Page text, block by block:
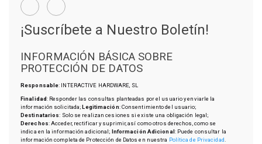
¡Suscríbete a Nuestro Boletín!
INFORMACIÓN BÁSICA SOBRE
PROTECCIÓN DE DATOS
Responsable: INTERACTIVE HARDWARE, SL
Finalidad: Responder las consultas planteadas por el usuario y enviarle la
información solicitada;Legitimación: Consentimiento del usuario;
Destinatarios: Solo se realizan cesiones si existe una obligación legal;
Derechos: Acceder, rectificar y suprimir, así como otros derechos, como se
indica en la información adicional; Información Adicional: Puede consultar la
información completa de Protección de Datos en nuestra Política de Privacidad